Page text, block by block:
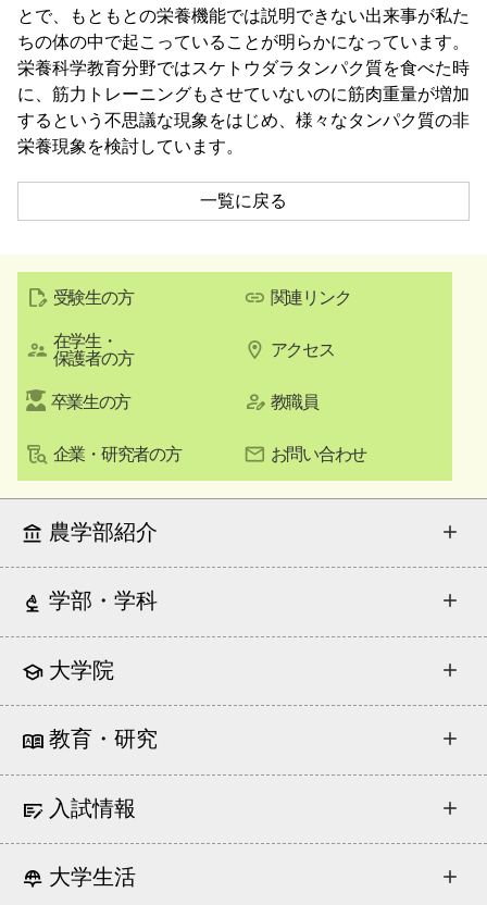
とで、もともとの栄養機能では説明できない出来事が私た
ちの体の中で起こっていることが明らかになっています。
栄養科学教育分野ではスケトウダラタンパク質を食べた時
に、筋力トレーニングもさせていないのに筋肉重量が増加
するという不思議な現象をはじめ、様々なタンパク質の非
栄養現象を検討しています。
一覧に戻る
受験生の方
在学生・
保護者の方
卒業生の方
企業・研究者の方
関連リンク
アクセス
教職員
お問い合わせ
農学部紹介
学部・学科
大学院
教育・研究
入試情報
大学生活